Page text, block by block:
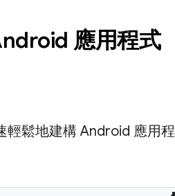
應用程式
輕鬆地建構 Android 應用程